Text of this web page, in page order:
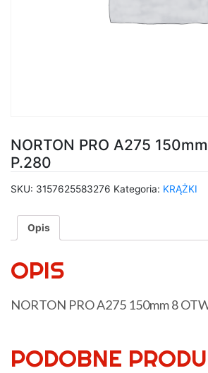
NORTON PRO A275
P.280
SKU: 3157625583276 Kategoria: KRĄŻKI
Opis
OPIS
NORTON PRO A275 150mm 8
PODOBNE